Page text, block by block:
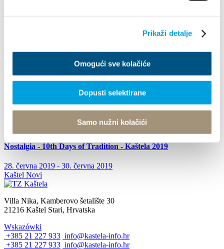
Prikaži detalje
Omogući sve kolačiće
Dopusti selektirane
Samo nužni kolačići
TOUR OF KAŠTELA BY BOAT
Nostalgia - 10th Days of Tradition - Kaštela 2019
28. června 2019 - 30. června 2019
Kaštel Novi
Villa Nika, Kamberovo šetalište 30
21216 Kaštel Stari, Hrvatska
Wskazówki
+385 21 227 933 info@kastela-info.hr
+385 21 227 933 info@kastela-info.hr